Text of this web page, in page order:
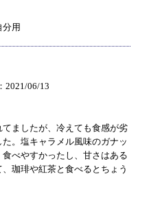
分用
2021/06/13
ましたが、冷えても食感が劣
。塩キャラメル風味のガナッ
べやすかったし、甘さはある
珈琲や紅茶と食べるとちょう